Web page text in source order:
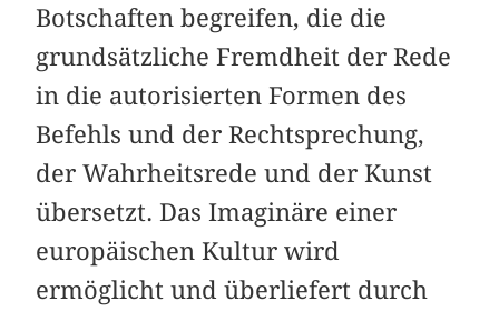
Botschaften begreifen, die die
grundsätzliche Fremdheit der Rede
in die autorisierten Formen des
Befehls und der Rechtsprechung,
der Wahrheitsrede und der Kunst
übersetzt. Das Imaginäre einer
europäischen Kultur wird
ermöglicht und überliefert durch